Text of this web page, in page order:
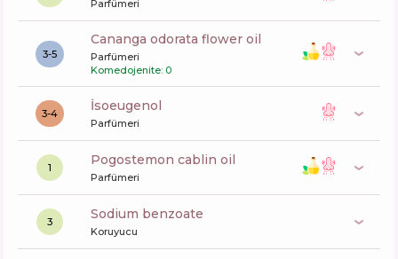
Parfümeri
3-5
cananga odorata flower oil
Parfümeri
Komedojenite: 0
3-4 isoeugenol
Parfümeri
1 pogostemon cablin oil
Parfümeri
3 sodium benzoate
Koruyucu